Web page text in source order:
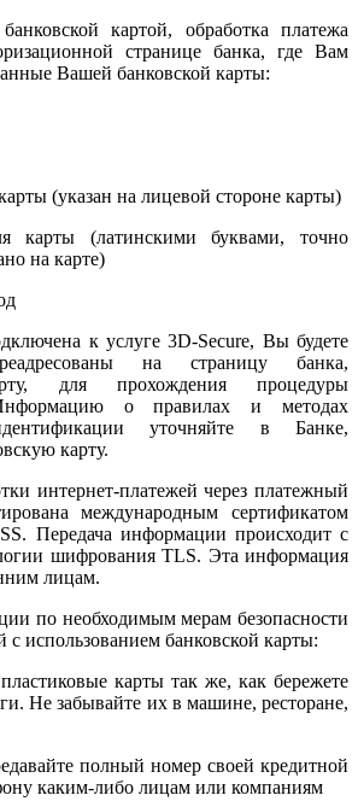
картой, обработка платежа
странице банка, где Вам
Вашей банковской карты:
(указан на лицевой стороне карты)
карты (латинскими буквами, точно
на карте)
к услуге 3D-Secure, Вы будете
на страницу банка,
для прохождения процедуры
о правилах и методах
уточняйте в Банке,
карту.
интернет-платежей через платежный
международным сертификатом
Передача информации происходит с
шифрования TLS. Эта информация
лицам.
по необходимым мерам безопасности
с использованием банковской карты:
карты так же, как бережете
Не забывайте их в машине, ресторане,
полный номер своей кредитной
каким-либо лицам или компаниям